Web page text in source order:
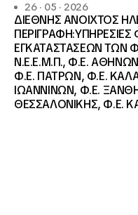
26 · 05 · 2026
ΔΙΕΘΝΗΣ ΑΝΟΙΧΤΟΣ
ΕΓΚΑΤΑΣΤΑΣΕΩΝ ΤΩΝ
Ν.Ε.Ε.Μ.Π., Φ.Ε. ΑΘΗΝΩΝ,
Φ.Ε. ΠΑΤΡΩΝ, Φ.Ε.
ΙΩΑΝΝΙΝΩΝ, Φ.Ε.
ΘΕΣΣΑΛΟΝΙΚΗΣ, Φ.Ε.